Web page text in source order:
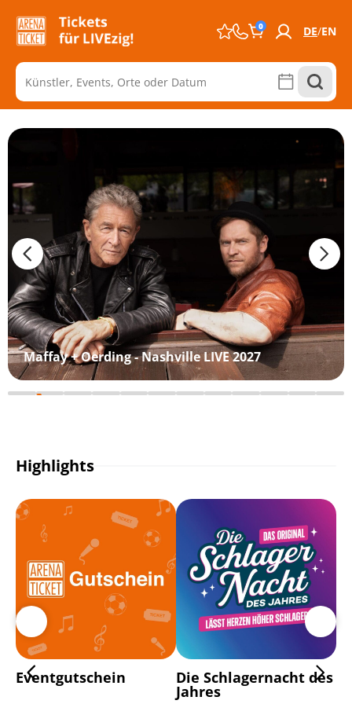
0 DE EN
Maffay + Oerding - Nashville LIVE 2027
Highlights
Eventgutschein Die Schlagernacht des
Jahres